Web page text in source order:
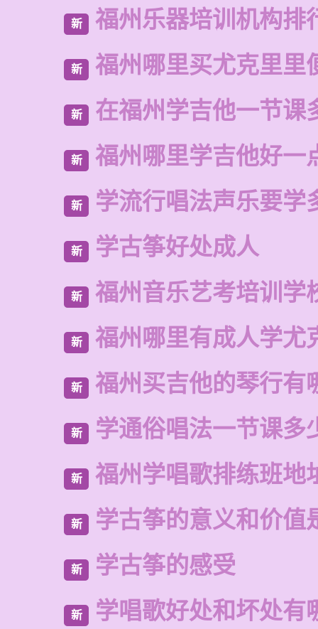
新 福州乐器培训机构排
新 福州哪里买尤克里里
新 在福州学吉他一节课
新 福州哪里学吉他好一
新 学流行唱法声乐要学
新 学古筝好处成人
新 福州音乐艺考培训学
新 福州哪里有成人学尤
新 福州买吉他的琴行有
新 学通俗唱法一节课多
新 福州学唱歌排练班地
新 学古筝的意义和价值
新 学古筝的感受
新 学唱歌好处和坏处有